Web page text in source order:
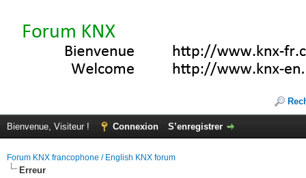
Bienvenue, Visiteur ! Connexion S’enregistrer
Forum KNX francophone / English KNX forum
Erreur